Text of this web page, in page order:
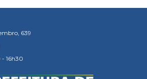
639
- 16h30